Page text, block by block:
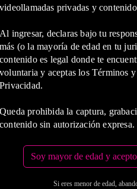
videollamadas privadas y
Al ingresar, declaras bajo tu
más (o la mayoría de edad en tu
contenido es legal donde te
voluntaria y aceptas los Términos
Privacidad.
Queda prohibida la captura,
contenido sin autorización expresa.
Soy mayor de edad y acepto
Si eres menor de edad,
2
COP
Medio de